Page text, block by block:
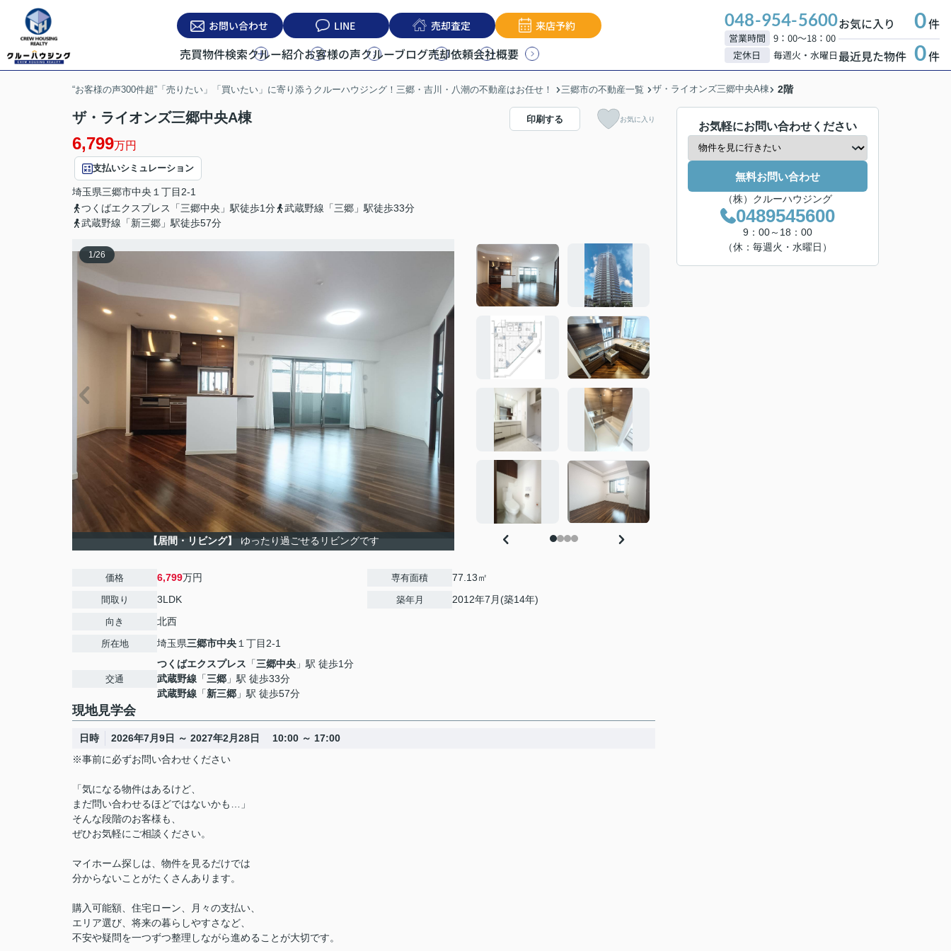
お問い合わせ LINE 売却査定 来店予約
売買物件検索クルー紹介お客様の声クルーブログ売却依頼会社概要
048-954-5600
営業時間
9：00～18：00
定休日
毎週火・水曜日
お気に入り 0件
最近見た物件 0件
“お客様の声300件超”「売りたい」「買いたい」に寄り添うクルーハウジング！三郷・吉川・八潮の不動産はお任せ！ 三郷市の不動産一覧 ザ・ライオンズ三郷中央A棟 2階
ザ・ライオンズ三郷中央A棟
6,799万円
支払いシミュレーション
埼玉県三郷市中央 １丁目2-1
つくばエクスプレス「三郷中央」駅徒歩1分
武蔵野線「三郷」駅徒歩33分
武蔵野線「新三郷」駅徒歩57分
印刷する お気に入り
1/26
【居間・リビング】 ゆったり過ごせるリビングです
価格 6,799万円
間取り 3LDK
向き 北西
所在地 埼玉県三郷市中央 １丁目2-1
交通
つくばエクスプレス 「三郷中央 」駅 徒歩1分
武蔵野線 「三郷 」駅 徒歩33分
武蔵野線 「新三郷 」駅 徒歩57分
専有面積 77.13㎡
築年月 2012年7月(築14年)
現地見学会
日時
2026年7月9日 ～ 2027年2月28日 10:00 ～ 17:00
※事前に必ずお問い合わせください
「気になる物件はあるけど、
まだ問い合わせるほどではないかも…」
そんな段階のお客様も、
ぜひお気軽にご相談ください。
マイホーム探しは、物件を見るだけでは
分からないことがたくさんあります。
購入可能額、住宅ローン、月々の支払い、
エリア選び、将来の暮らしやすさなど、
不安や疑問を一つずつ整理しながら進めることが大切です。
お気軽にお問い合わせください
無料お問い合わせ
（株）クルーハウジング
0489545600
9：00～18：00
（休：毎週火・水曜日）